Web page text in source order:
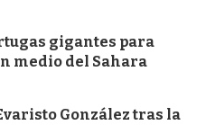
gigantes para
medio del Sahara
González tras la